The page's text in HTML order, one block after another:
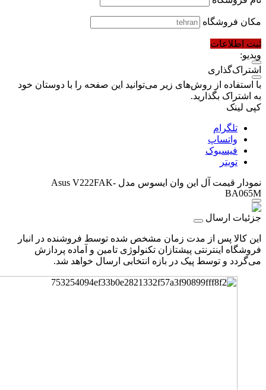
مکان فروشگاه
ثبت اطلاعات
ویدیو:
اشتراک‌گذاری
با استفاده از روش‌های زیر می‌توانید این صفحه را با دوستان خود
به اشتراک بگذارید.
کپی لینک
تلگرام
واتساپ
فیسبوک
تویتر
نمودار قیمت
آل این وان ایسوس مدل Asus V222FAK-
BA065M
جزئیات ارسال
این کالا پس از مدت زمان مشخص شده توسط فروشنده در انبار
فروشگاه اینترنتی پیشتازان تکنولوژی تامین و آماده پردازش
می‌گردد و توسط پیک در بازه انتخابی ارسال خواهد شد.